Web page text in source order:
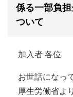
係る一部負
ついて
加入者 各位
お世話になっ
厚生労働省よ